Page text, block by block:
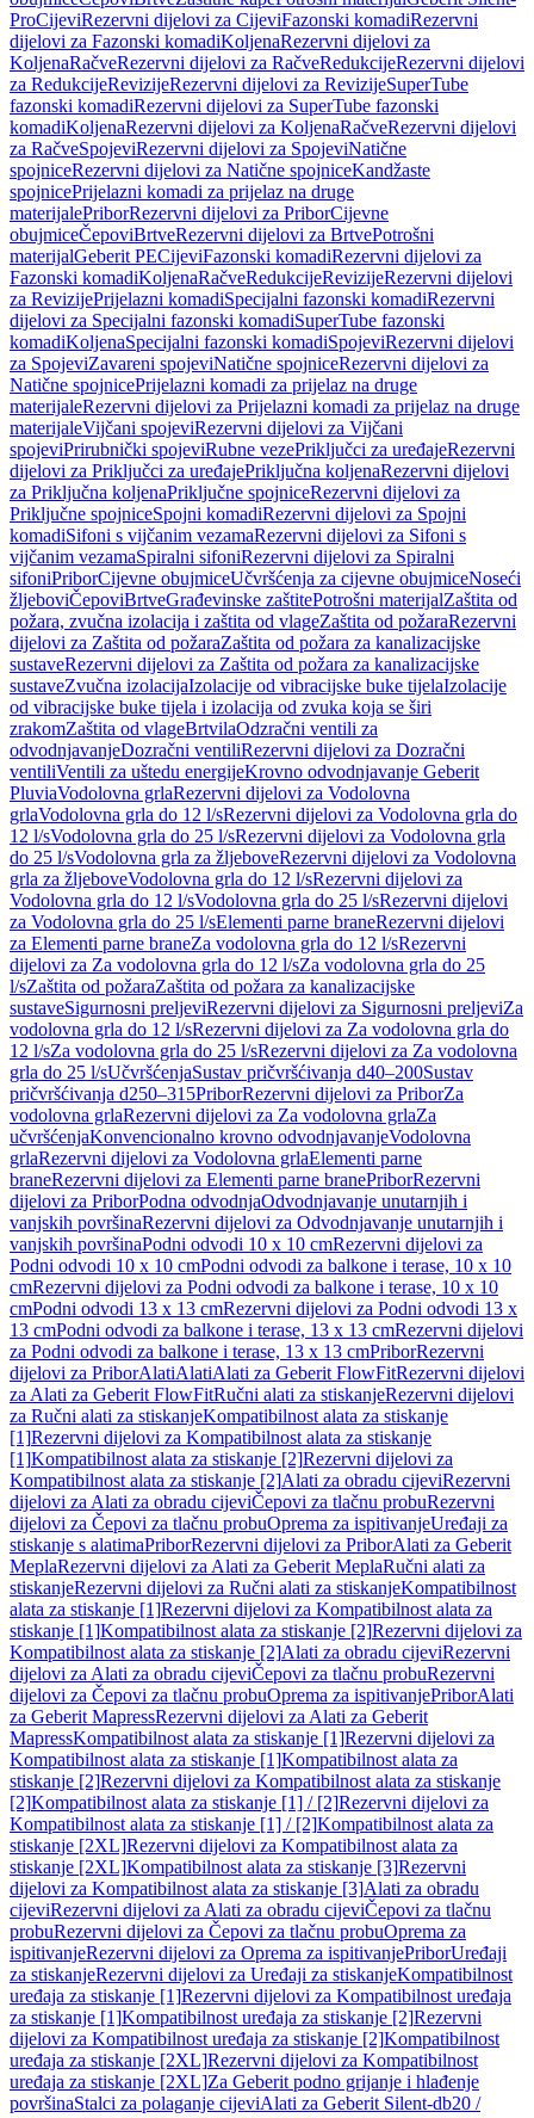
ProCijeviRezervni dijelovi za CijeviFazonski komadiRezervni
dijelovi za Fazonski komadiKoljenaRezervni dijelovi za
KoljenaRačveRezervni dijelovi za RačveRedukcijeRezervni dijelovi
za RedukcijeRevizijeRezervni dijelovi za RevizijeSuperTube
fazonski komadiRezervni dijelovi za SuperTube fazonski
komadiKoljenaRezervni dijelovi za KoljenaRačveRezervni dijelovi
za RačveSpojeviRezervni dijelovi za SpojeviNatične
spojniceRezervni dijelovi za Natične spojniceKandžaste
spojnicePrijelazni komadi za prijelaz na druge
materijalePriborRezervni dijelovi za PriborCijevne
obujmiceČepoviBrtveRezervni dijelovi za BrtvePotrošni
materijalGeberit PECijeviFazonski komadiRezervni dijelovi za
Fazonski komadiKoljenaRačveRedukcijeRevizijeRezervni dijelovi
za RevizijePrijelazni komadiSpecijalni fazonski komadiRezervni
dijelovi za Specijalni fazonski komadiSuperTube fazonski
komadiKoljenaSpecijalni fazonski komadiSpojeviRezervni dijelovi
za SpojeviZavareni spojeviNatične spojniceRezervni dijelovi za
Natične spojnicePrijelazni komadi za prijelaz na druge
materijaleRezervni dijelovi za Prijelazni komadi za prijelaz na druge
materijaleVijčani spojeviRezervni dijelovi za Vijčani
spojeviPrirubnički spojeviRubne vezePriključci za uređajeRezervni
dijelovi za Priključci za uređajePriključna koljenaRezervni dijelovi
za Priključna koljenaPriključne spojniceRezervni dijelovi za
Priključne spojniceSpojni komadiRezervni dijelovi za Spojni
komadiSifoni s vijčanim vezamaRezervni dijelovi za Sifoni s
vijčanim vezamaSpiralni sifoniRezervni dijelovi za Spiralni
sifoniPriborCijevne obujmiceUčvršćenja za cijevne obujmiceNoseći
žljeboviČepoviBrtveGrađevinske zaštitePotrošni materijalZaštita od
požara, zvučna izolacija i zaštita od vlageZaštita od požaraRezervni
dijelovi za Zaštita od požaraZaštita od požara za kanalizacijske
sustaveRezervni dijelovi za Zaštita od požara za kanalizacijske
sustaveZvučna izolacijaIzolacije od vibracijske buke tijelaIzolacije
od vibracijske buke tijela i izolacija od zvuka koja se širi
zrakomZaštita od vlageBrtvilaOdzračni ventili za
odvodnjavanjeDozračni ventiliRezervni dijelovi za Dozračni
ventiliVentili za uštedu energijeKrovno odvodnjavanje Geberit
PluviaVodolovna grlaRezervni dijelovi za Vodolovna
grlaVodolovna grla do 12 l/sRezervni dijelovi za Vodolovna grla do
12 l/sVodolovna grla do 25 l/sRezervni dijelovi za Vodolovna grla
do 25 l/sVodolovna grla za žljeboveRezervni dijelovi za Vodolovna
grla za žljeboveVodolovna grla do 12 l/sRezervni dijelovi za
Vodolovna grla do 12 l/sVodolovna grla do 25 l/sRezervni dijelovi
za Vodolovna grla do 25 l/sElementi parne braneRezervni dijelovi
za Elementi parne braneZa vodolovna grla do 12 l/sRezervni
dijelovi za Za vodolovna grla do 12 l/sZa vodolovna grla do 25
l/sZaštita od požaraZaštita od požara za kanalizacijske
sustaveSigurnosni preljeviRezervni dijelovi za Sigurnosni preljeviZa
vodolovna grla do 12 l/sRezervni dijelovi za Za vodolovna grla do
12 l/sZa vodolovna grla do 25 l/sRezervni dijelovi za Za vodolovna
grla do 25 l/sUčvršćenjaSustav pričvršćivanja d40–200Sustav
pričvršćivanja d250–315PriborRezervni dijelovi za PriborZa
vodolovna grlaRezervni dijelovi za Za vodolovna grlaZa
učvršćenjaKonvencionalno krovno odvodnjavanjeVodolovna
grlaRezervni dijelovi za Vodolovna grlaElementi parne
braneRezervni dijelovi za Elementi parne branePriborRezervni
dijelovi za PriborPodna odvodnjaOdvodnjavanje unutarnjih i
vanjskih površinaRezervni dijelovi za Odvodnjavanje unutarnjih i
vanjskih površinaPodni odvodi 10 x 10 cmRezervni dijelovi za
Podni odvodi 10 x 10 cmPodni odvodi za balkone i terase, 10 x 10
cmRezervni dijelovi za Podni odvodi za balkone i terase, 10 x 10
cmPodni odvodi 13 x 13 cmRezervni dijelovi za Podni odvodi 13 x
13 cmPodni odvodi za balkone i terase, 13 x 13 cmRezervni dijelovi
za Podni odvodi za balkone i terase, 13 x 13 cmPriborRezervni
dijelovi za PriborAlatiAlatiAlati za Geberit FlowFitRezervni dijelovi
za Alati za Geberit FlowFitRučni alati za stiskanjeRezervni dijelovi
za Ručni alati za stiskanjeKompatibilnost alata za stiskanje
[1]Rezervni dijelovi za Kompatibilnost alata za stiskanje
[1]Kompatibilnost alata za stiskanje [2]Rezervni dijelovi za
Kompatibilnost alata za stiskanje [2]Alati za obradu cijeviRezervni
dijelovi za Alati za obradu cijeviČepovi za tlačnu probuRezervni
dijelovi za Čepovi za tlačnu probuOprema za ispitivanjeUređaji za
stiskanje s alatimaPriborRezervni dijelovi za PriborAlati za Geberit
MeplaRezervni dijelovi za Alati za Geberit MeplaRučni alati za
stiskanjeRezervni dijelovi za Ručni alati za stiskanjeKompatibilnost
alata za stiskanje [1]Rezervni dijelovi za Kompatibilnost alata za
stiskanje [1]Kompatibilnost alata za stiskanje [2]Rezervni dijelovi za
Kompatibilnost alata za stiskanje [2]Alati za obradu cijeviRezervni
dijelovi za Alati za obradu cijeviČepovi za tlačnu probuRezervni
dijelovi za Čepovi za tlačnu probuOprema za ispitivanjePriborAlati
za Geberit MapressRezervni dijelovi za Alati za Geberit
MapressKompatibilnost alata za stiskanje [1]Rezervni dijelovi za
Kompatibilnost alata za stiskanje [1]Kompatibilnost alata za
stiskanje [2]Rezervni dijelovi za Kompatibilnost alata za stiskanje
[2]Kompatibilnost alata za stiskanje [1] / [2]Rezervni dijelovi za
Kompatibilnost alata za stiskanje [1] / [2]Kompatibilnost alata za
stiskanje [2XL]Rezervni dijelovi za Kompatibilnost alata za
stiskanje [2XL]Kompatibilnost alata za stiskanje [3]Rezervni
dijelovi za Kompatibilnost alata za stiskanje [3]Alati za obradu
cijeviRezervni dijelovi za Alati za obradu cijeviČepovi za tlačnu
probuRezervni dijelovi za Čepovi za tlačnu probuOprema za
ispitivanjeRezervni dijelovi za Oprema za ispitivanjePriborUređaji
za stiskanjeRezervni dijelovi za Uređaji za stiskanjeKompatibilnost
uređaja za stiskanje [1]Rezervni dijelovi za Kompatibilnost uređaja
za stiskanje [1]Kompatibilnost uređaja za stiskanje [2]Rezervni
dijelovi za Kompatibilnost uređaja za stiskanje [2]Kompatibilnost
uređaja za stiskanje [2XL]Rezervni dijelovi za Kompatibilnost
uređaja za stiskanje [2XL]Za Geberit podno grijanje i hlađenje
površinaStalci za polaganje cijeviAlati za Geberit Silent-db20 /